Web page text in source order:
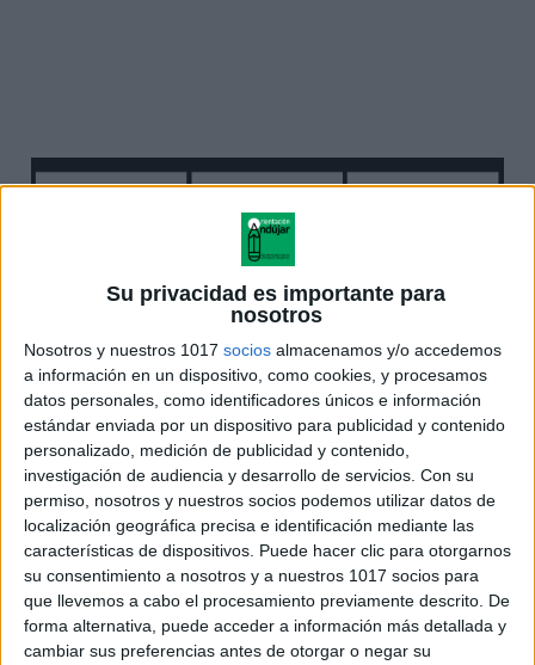
Su privacidad es importante para
nosotros
Nosotros y nuestros 1017 socios almacenamos y/o accedemos
a información en un dispositivo, como cookies, y procesamos
datos personales, como identificadores únicos e información
estándar enviada por un dispositivo para publicidad y contenido
personalizado, medición de publicidad y contenido,
investigación de audiencia y desarrollo de servicios. Con su
permiso, nosotros y nuestros socios podemos utilizar datos de
localización geográfica precisa e identificación mediante las
características de dispositivos. Puede hacer clic para otorgarnos
su consentimiento a nosotros y a nuestros 1017 socios para
que llevemos a cabo el procesamiento previamente descrito. De
forma alternativa, puede acceder a información más detallada y
cambiar sus preferencias antes de otorgar o negar su